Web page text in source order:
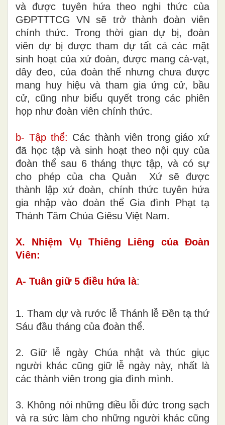
và được tuyên hứa theo nghi thức của
GĐPTTTCG VN sẽ trở thành đoàn viên
chính thức. Trong thời gian dự bị, đoàn
viên dự bị được tham dự tất cả các mặt
sinh hoạt của xứ đoàn, được mang cà-vạt,
dây đeo, của đoàn thể nhưng chưa được
mang huy hiệu và tham gia ứng cử, bầu
cử, cũng như biểu quyết trong các phiên
họp như đoàn viên chính thức.
b- Tập thể: Các thành viên trong giáo xứ
đã học tập và sinh hoạt theo nội quy của
đoàn thể sau 6 tháng thực tập, và có sự
cho phép của cha Quản Xứ sẽ được
thành lập xứ đoàn, chính thức tuyên hứa
gia nhập vào đoàn thể Gia đình Phạt tạ
Thánh Tâm Chúa Giêsu Việt Nam.
X. Nhiệm Vụ Thiêng Liêng của Đoàn
Viên:
A- Tuân giữ 5 điều hứa là:
1. Tham dự và rước lễ Thánh lễ Đền tạ thứ
Sáu đầu tháng của đoàn thể.
2. Giữ lễ ngày Chúa nhật và thúc giục
người khác cũng giữ lễ ngày này, nhất là
các thành viên trong gia đình mình.
3. Không nói những điều lỗi đức trong sạch
và ra sức làm cho những người khác cũng